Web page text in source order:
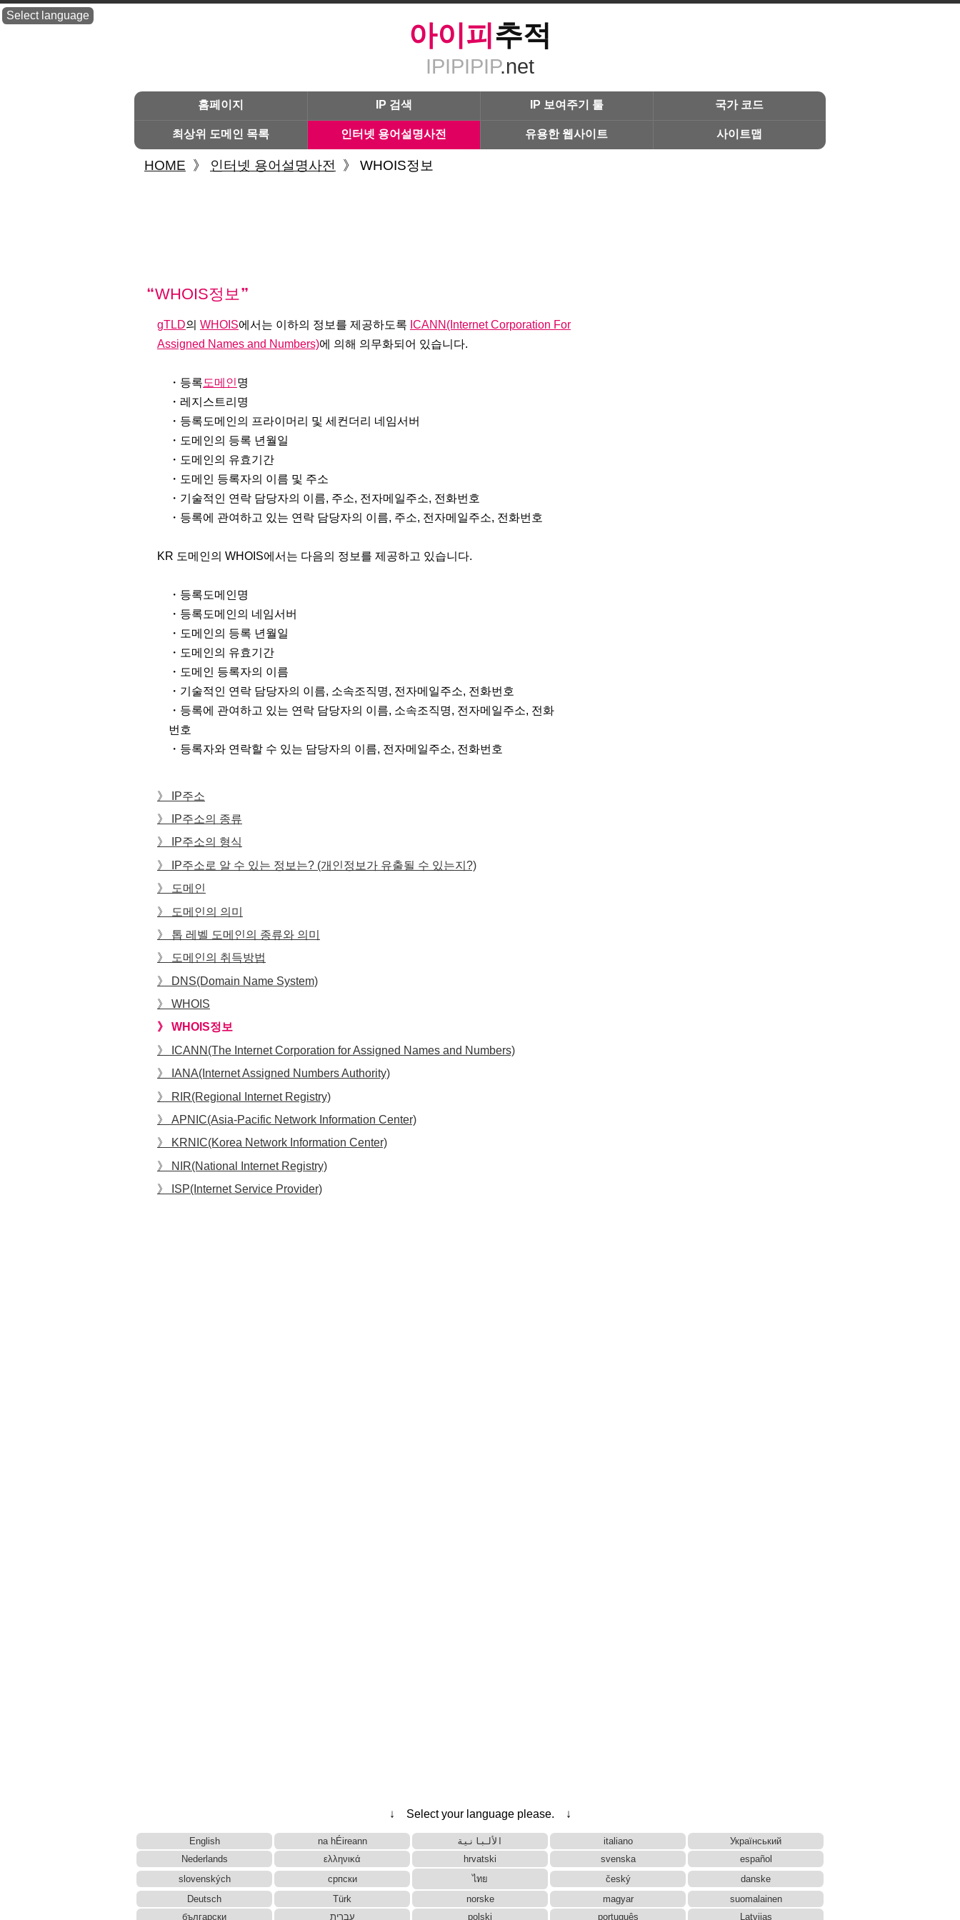
Select language
아이피추적
IPIPIPIP.net
홈페이지 IP 검색 IP 보여주기 툴 국가 코드
최상위 도메인 목록 인터넷 용어설명사전 유용한 웹사이트 사이트맵
HOME 》 인터넷 용어설명사전 》 WHOIS정보
WHOIS정보
gTLD의 WHOIS에서는 이하의 정보를 제공하도록 ICANN(Internet Corporation For
Assigned Names and Numbers)에 의해 의무화되어 있습니다.
・등록도메인명
・레지스트리명
・등록도메인의 프라이머리 및 세컨더리 네임서버
・도메인의 등록 년월일
・도메인의 유효기간
・도메인 등록자의 이름 및 주소
・기술적인 연락 담당자의 이름, 주소, 전자메일주소, 전화번호
・등록에 관여하고 있는 연락 담당자의 이름, 주소, 전자메일주소, 전화번호
KR 도메인의 WHOIS에서는 다음의 정보를 제공하고 있습니다.
・등록도메인명
・등록도메인의 네임서버
・도메인의 등록 년월일
・도메인의 유효기간
・도메인 등록자의 이름
・기술적인 연락 담당자의 이름, 소속조직명, 전자메일주소, 전화번호
・등록에 관여하고 있는 연락 담당자의 이름, 소속조직명, 전자메일주소, 전화
번호
・등록자와 연락할 수 있는 담당자의 이름, 전자메일주소, 전화번호
IP주소
IP주소의 종류
IP주소의 형식
IP주소로 알 수 있는 정보는? (개인정보가 유출될 수 있는지?)
도메인
도메인의 의미
톱 레벨 도메인의 종류와 의미
도메인의 취득방법
DNS(Domain Name System)
WHOIS
WHOIS정보
ICANN(The Internet Corporation for Assigned Names and Numbers)
IANA(Internet Assigned Numbers Authority)
RIR(Regional Internet Registry)
APNIC(Asia-Pacific Network Information Center)
KRNIC(Korea Network Information Center)
NIR(National Internet Registry)
ISP(Internet Service Provider)
↓ Select your language please. ↓
English na hÉireann الألبانية italiano
Український
Nederlands
ελληνικά hrvatski svenska
español
slovenských
српски ไทย český
danske
Deutsch
Türk norske magyar
suomalainen
български
עברית polski português Latvijas